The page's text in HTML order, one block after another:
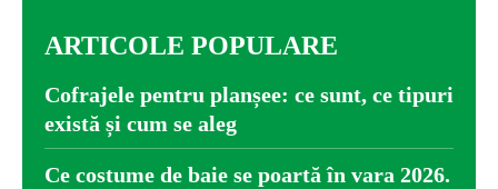
ARTICOLE POPULARE
Cofrajele pentru planșee: ce sunt, ce tipuri
există și cum se aleg
Ce costume de baie se poartă în vara 2026.